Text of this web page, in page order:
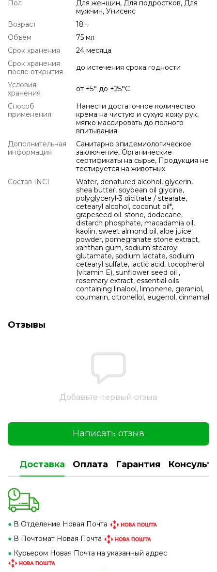
Пол
Для женщин, Для подростков, Для
мужчин, Унисекс
Возраст
18+
Объём
75 мл
Срок хранения
24 месяца
Срок хранения
после открытия
до истечения срока годности
Условия
хранения
от +5° до +25°С
Способ
применения
Нанести достаточное количество
крема на чистую и сухую кожу рук,
мягко массировать до полного
впитывания.
Дополнительная
информация
Санитарно эпидемиологическое
заключение, Органические
сертификаты на сырье, Продукция не
тестируется на животных
Состав INCI
Water, denatured alcohol, glycerin,
shea butter, soybean oil glycine,
polyglyceryl-3 dicitrate / stearate,
cetearyl alcohol, coconut oil*,
grapeseed oil. stone, dodecane,
distarch phosphate, macadamia oil,
kaolin, sweet almond oil, aloe juice
powder, pomegranate stone extract,
xanthan gum, sodium stearoyl
glutamate, sodium lactate, sodium
cetearyl sulfate, lactic acid, tocopherol
(vitamin E), sunflower seed oil ,
rosemary extract, essential oils
containing linalool, limonene, geraniol,
coumarin, citronellol, eugenol, cinnamal
Отзывы
Добавьте первый отзыв
Написать отзыв
Доставка Оплата Гарантия
● В Отделение Новая Почта
● В Почтомат Новая Почта
● Курьером Новая Почта на указанный адрес